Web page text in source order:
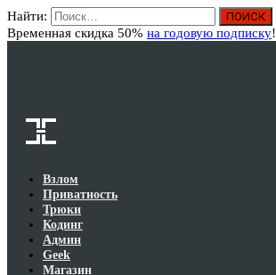
Найти:
Временная скидка 50% на годовую подписку!
Взлом
Приватность
Трюки
Кодинг
Админ
Geek
Магазин